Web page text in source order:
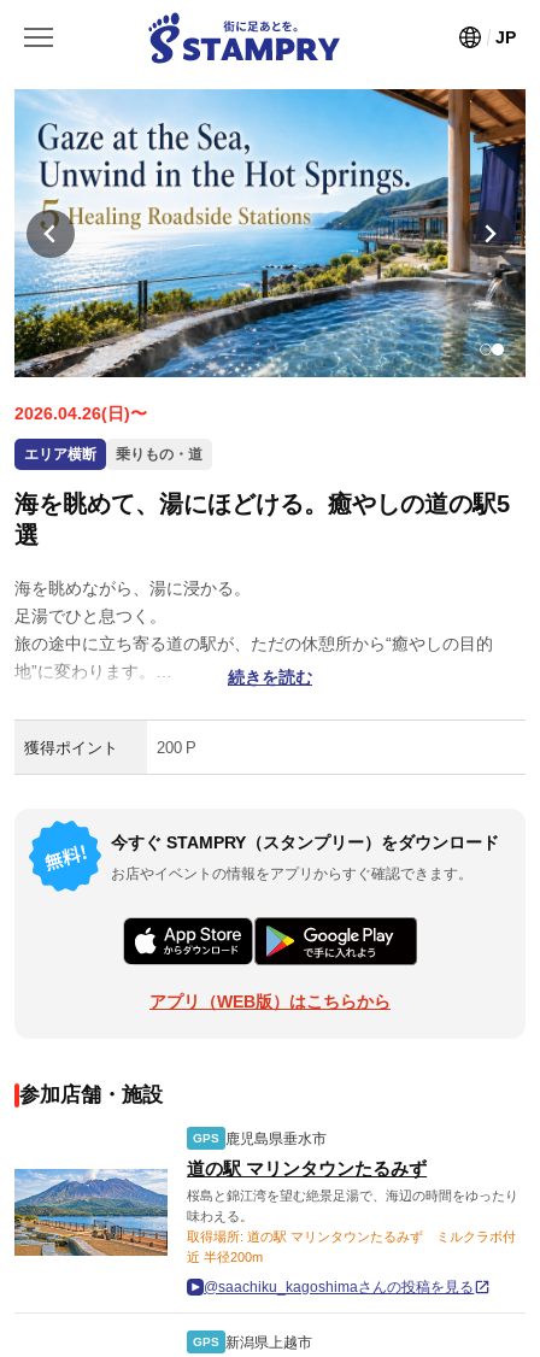
JP
2026.04.26(日)〜
エリア横断 乗りもの・道
海を眺めて、湯にほどける。癒やしの道の駅5
選
海を眺めながら、湯に浸かる。
足湯でひと息つく。
旅の途中に立ち寄る道の駅が、ただの休憩所から“癒やしの目的
地”に変わります。
めぐる、心ほどける絶景ラリーです。
続きを読む
獲得ポイント 200 P
今すぐ STAMPRY（スタンプリー）をダウンロード
お店やイベントの情報をアプリからすぐ確認できます。
アプリ（WEB版）はこちらから
参加店舗・施設
GPS 鹿児島県垂水市
道の駅 マリンタウンたるみず
桜島と錦江湾を望む絶景足湯で、海辺の時間をゆったり
味わえる。
取得場所: 道の駅 マリンタウンたるみず ミルクラボ付
近 半径200m
@saachiku_kagoshimaさんの投稿を見る
GPS 新潟県上越市